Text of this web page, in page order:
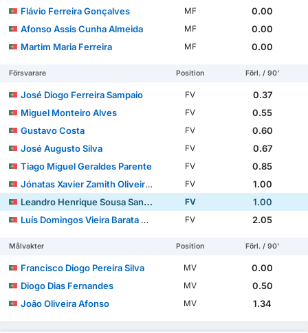
Flávio Ferreira Gonçalves
MF
0.00
Afonso Assis Cunha Almeida
MF
0.00
Martim Maria Ferreira
MF 0.00
Försvarare Position Förl. / 90'
José Diogo Ferreira Sampaio FV
0.37
Miguel Monteiro Alves
FV
0.55
Gustavo Costa
FV
0.60
José Augusto Silva
FV
0.67
Tiago Miguel Geraldes Parente
FV
0.85
Jónatas Xavier Zamith Oliveira Noro
FV
1.00
Leandro Henrique Sousa Santos
FV
1.00
Luís Domingos Vieira Barata Gomes
FV 2.05
Målvakter Position Förl. / 90'
Francisco Diogo Pereira Silva MV
0.00
Diogo Dias Fernandes
MV
0.50
João Oliveira Afonso
MV 1.34